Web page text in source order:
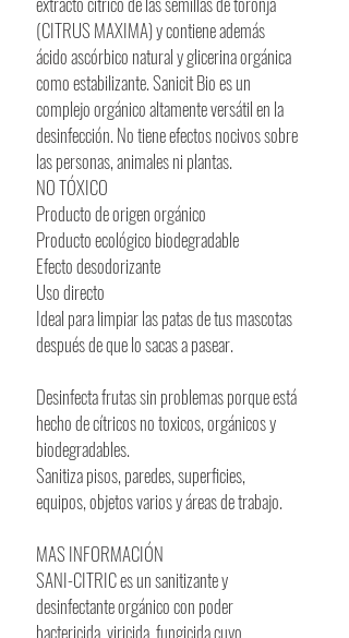
(CITRUS MAXIMA) y contiene además
ácido ascórbico natural y glicerina orgánica
como estabilizante. Sanicit Bio es un
complejo orgánico altamente versátil en la
desinfección. No tiene efectos nocivos sobre
las personas, animales ni plantas.
NO TÓXICO
Producto de origen orgánico
Producto ecológico biodegradable
Efecto desodorizante
Uso directo
Ideal para limpiar las patas de tus mascotas
después de que lo sacas a pasear.
Desinfecta frutas sin problemas porque está
hecho de cítricos no toxicos, orgánicos y
biodegradables.
Sanitiza pisos, paredes, superficies,
equipos, objetos varios y áreas de trabajo.
MAS INFORMACIÓN
SANI-CITRIC es un sanitizante y
desinfectante orgánico con poder
bactericida, viricida, fungicida cuyo